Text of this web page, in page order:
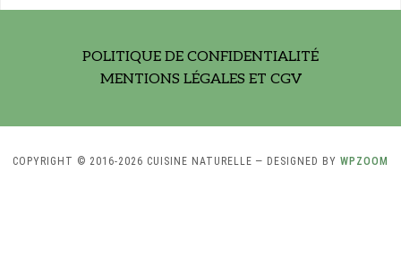
POLITIQUE DE CONFIDENTIALITÉ
MENTIONS LÉGALES ET CGV
COPYRIGHT © 2016-2026 CUISINE NATURELLE — DESIGNED BY WPZOOM